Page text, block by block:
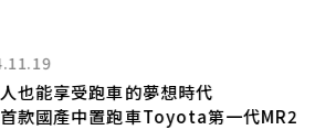
也能享受跑車的夢想時代
款國產中置跑車Toyota第一代MR2